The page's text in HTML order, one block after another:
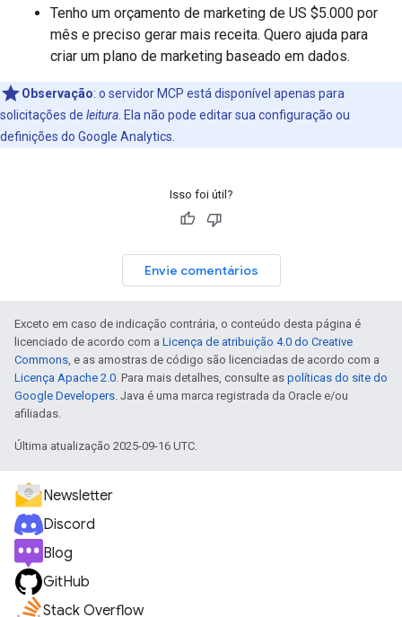
Tenho um orçamento de marketing de US $5.000 por
mês e preciso gerar mais receita. Quero ajuda para
criar um plano de marketing baseado em dados.
Observação: o servidor MCP está disponível apenas para
solicitações de leitura . Ela não pode editar sua configuração ou
definições do Google Analytics.
Isso foi útil?
Envie comentários
Exceto em caso de indicação contrária, o conteúdo desta página é
licenciado de acordo com a Licença de atribuição 4.0 do Creative
Commons, e as amostras de código são licenciadas de acordo com a
Licença Apache 2.0. Para mais detalhes, consulte as políticas do site do
Google Developers. Java é uma marca registrada da Oracle e/ou
afiliadas.
Última atualização 2025-09-16 UTC.
Newsletter
Discord
Blog
GitHub
Stack Overflow